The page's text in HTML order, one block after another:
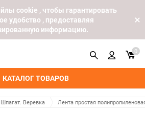
cookie , чтобы гарантировать
удобство , предоставляя
информацию.
КАТАЛОГ ТОВАРОВ
0
Веревка Лента простая